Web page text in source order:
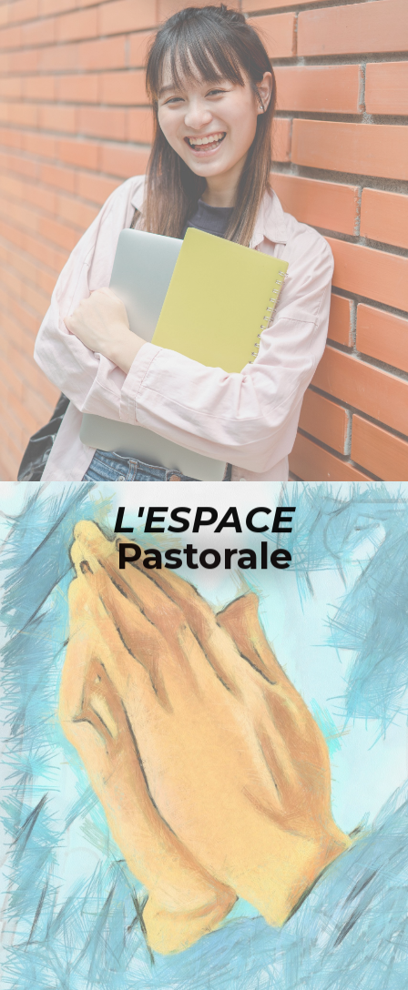
ACCÉDER À L'ESPACE LYCÉE
L'ESPACE
Pastorale
ACCÉDER À L'ESPACE PASTORALE (BIENTÔT
DISPONIBLE)